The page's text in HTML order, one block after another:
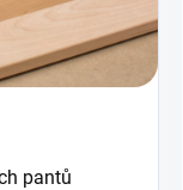
pantů